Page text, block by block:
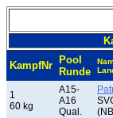
KampfNr
Pool
Runde
1
60 kg
A15-
A16
Qual.